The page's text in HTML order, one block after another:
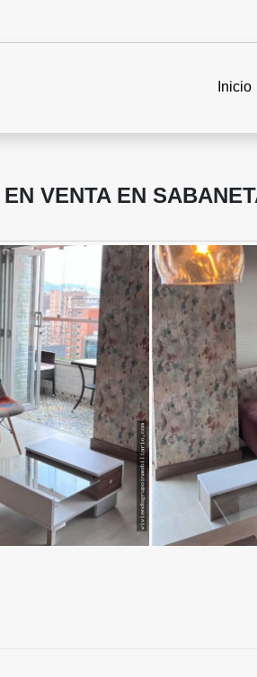
Inicio
VENTA EN